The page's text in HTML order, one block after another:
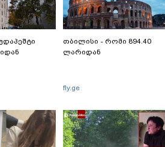
თბილისი - რომი 894.40
ლარიდან
fly.ge